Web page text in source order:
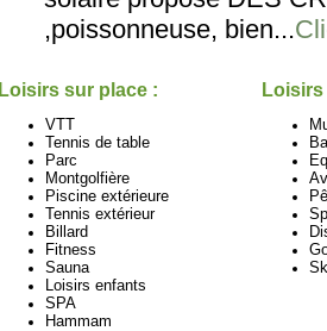
,poissonneuse, bien...
Loisirs sur place :
VTT
Tennis de table
Parc
Montgolfière
Piscine extérieure
Tennis extérieur
Billard
Fitness
Sauna
Loisirs enfants
SPA
Hammam